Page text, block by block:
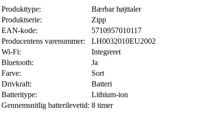
Produkttype:
Bærbar højttaler
Produktserie:
Zipp
EAN-kode:
5710957010117
Producentens varenummer:
LH0032010EU2002
Wi-Fi:
Integreret
Bluetooth:
Ja
Farve:
Sort
Drivkraft:
Batteri
Batteritype:
Lithium-ion
Gennemsnitlig batterilevetid: 8 timer